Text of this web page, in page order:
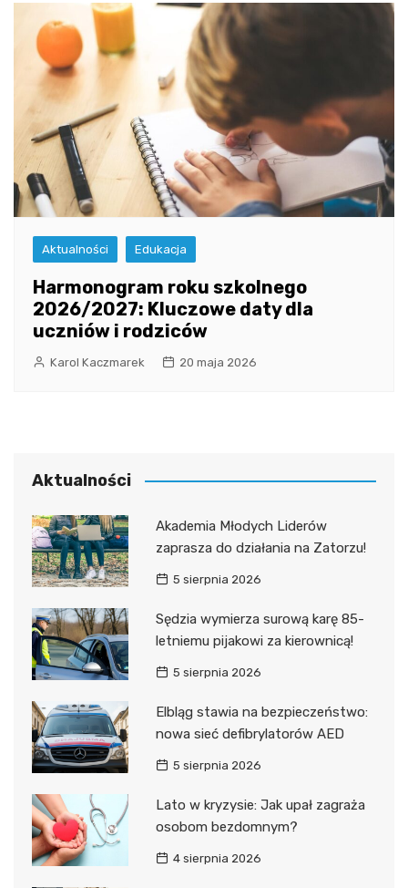
Aktualności Edukacja
Harmonogram roku szkolnego
2026/2027: Kluczowe daty dla
uczniów i rodziców
Karol Kaczmarek 20 maja 2026
Aktualności
Akademia Młodych Liderów
zaprasza do działania na Zatorzu!
5 sierpnia 2026
Sędzia wymierza surową karę 85-
letniemu pijakowi za kierownicą!
5 sierpnia 2026
Elbląg stawia na bezpieczeństwo:
nowa sieć defibrylatorów AED
5 sierpnia 2026
Lato w kryzysie: Jak upał zagraża
osobom bezdomnym?
4 sierpnia 2026